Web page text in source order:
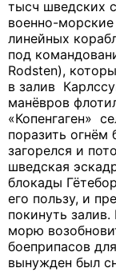
тысч шведских
военно-
линейных
под
Rodsten),
в залив
манёвров
«Копенгаген»
поразить огнём
загорелся и
шведская
блокады
его пользу, и
покинуть
морю
боеприпасов
вынужден был